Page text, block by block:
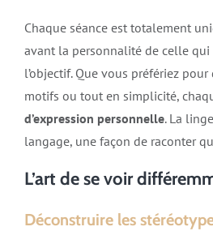
Chaque séance est totalement
avant la personnalité de celle
l’objectif. Que vous préfériez
motifs ou tout en simplicité,
d’expression personnelle. La
langage, une façon de raconter
L’art de se voir
Déconstruire les